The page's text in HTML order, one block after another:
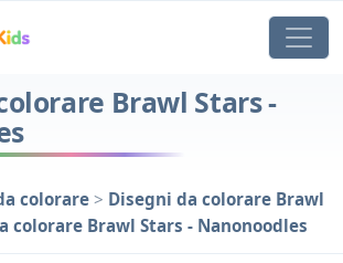
Brawl Stars -
colorare> Disegni da colorare Brawl
colorare Brawl Stars - Nanonoodles